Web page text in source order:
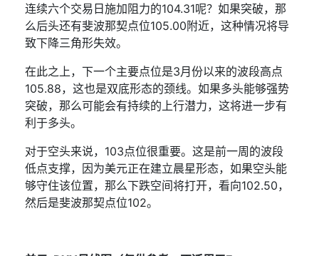
连续六个交易日施加阻力的104.31呢？如果突破，那
么后头还有斐波那契点位105.00附近，这种情况将导
致下降三角形失效。
在此之上，下一个主要点位是3月份以来的波段高点
105.88，这也是双底形态的颈线。如果多头能够强势
突破，那么可能会有持续的上行潜力，这将进一步有
利于多头。
对于空头来说， 103点位很重要。这是前一周的波段
低点支撑，因为美元正在建立晨星形态，如果空头能
够守住该位置，那么下跌空间将打开，看向102.50，
然后是斐波那契点位102。